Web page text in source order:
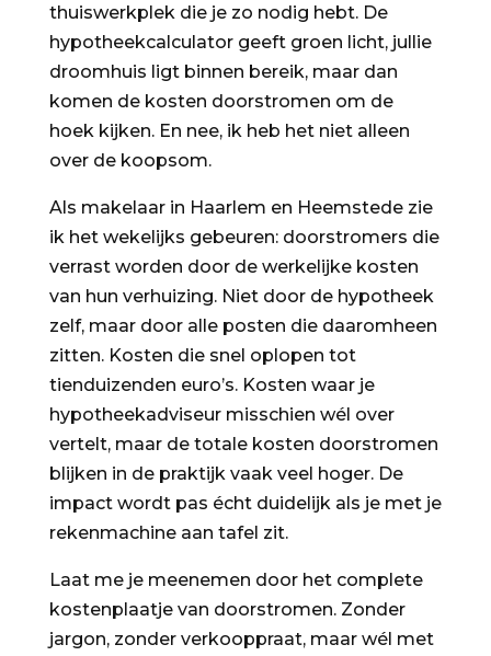
thuiswerkplek die je zo nodig hebt. De
hypotheekcalculator geeft groen licht, jullie
droomhuis ligt binnen bereik, maar dan
komen de kosten doorstromen om de
hoek kijken. En nee, ik heb het niet alleen
over de koopsom.
Als makelaar in Haarlem en Heemstede zie
ik het wekelijks gebeuren: doorstromers die
verrast worden door de werkelijke kosten
van hun verhuizing. Niet door de hypotheek
zelf, maar door alle posten die daaromheen
zitten. Kosten die snel oplopen tot
tienduizenden euro’s. Kosten waar je
hypotheekadviseur misschien wél over
vertelt, maar de totale kosten doorstromen
blijken in de praktijk vaak veel hoger. De
impact wordt pas écht duidelijk als je met je
rekenmachine aan tafel zit.
Laat me je meenemen door het complete
kostenplaatje van doorstromen. Zonder
jargon, zonder verkooppraat, maar wél met